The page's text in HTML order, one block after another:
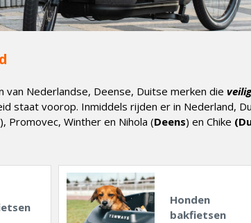
van Nederlandse, Deense, Duitse merken die
staat voorop. Inmiddels rijden er in Nederland,
), Promovec, Winther en Nihola (Deens) en Chike
Honden
bakfietsen